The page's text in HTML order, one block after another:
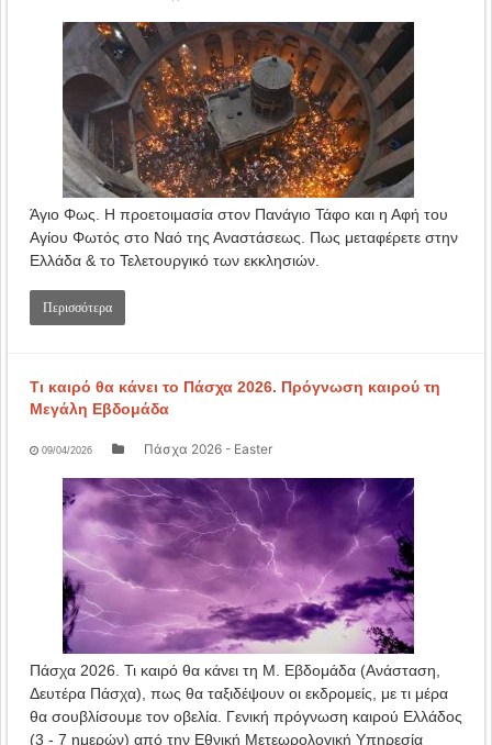
Άγιο Φως. Η προετοιμασία στον Πανάγιο Τάφο και η Αφή του
Αγίου Φωτός στο Ναό της Αναστάσεως. Πως μεταφέρετε στην
Ελλάδα & το Τελετουργικό των εκκλησιών.
Περισσότερα
Τι καιρό θα κάνει το Πάσχα 2026. Πρόγνωση καιρού τη
Μεγάλη Εβδομάδα
09/04/2026 Πάσχα 2026 - Easter
Πάσχα 2026. Τι καιρό θα κάνει τη Μ. Εβδομάδα (Ανάσταση,
Δευτέρα Πάσχα), πως θα ταξιδέψουν οι εκδρομείς, με τι μέρα
θα σουβλίσουμε τον οβελία. Γενική πρόγνωση καιρού Ελλάδος
(3 - 7 ημερών) από την Εθνική Μετεωρολογική Υπηρεσία